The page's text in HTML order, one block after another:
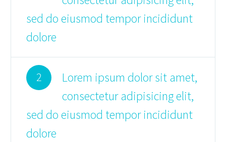
sed do eiusmod tempor incididunt
dolore
2
Lorem ipsum dolor sit amet,
consectetur adipisicing elit,
sed do eiusmod tempor incididunt
dolore